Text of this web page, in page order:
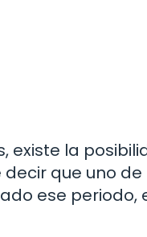
existe la
que uno
ese periodo,